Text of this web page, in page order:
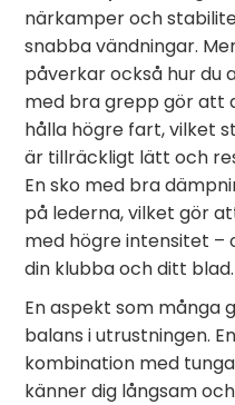
närkamper och
snabba vändningar.
påverkar också hur du
med bra grepp gör att
hålla högre fart, vilket
är tillräckligt lätt och
En sko med bra
på lederna, vilket gör
med högre intensitet –
din klubba och ditt blad.
En aspekt som många
balans i utrustningen.
kombination med
känner dig långsam